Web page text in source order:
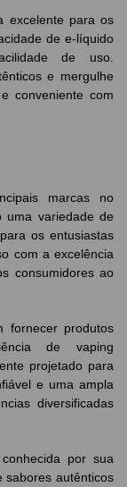
excelente para os
de e-líquido
de uso.
e mergulhe
conveniente com
marcas no
uma variedade de
os entusiastas
com a excelência
consumidores ao
fornecer produtos
de vaping
projetado para
e uma ampla
diversificadas
por sua
sabores autênticos